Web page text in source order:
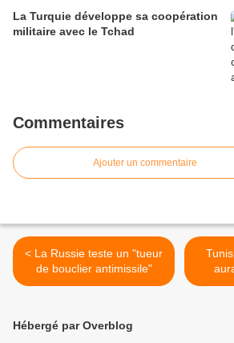
La Turquie développe sa coopération
militaire avec le Tchad
Commentaires
Ajouter un commentaire
< La Russie teste un "tueur
de bouclier antimissile"
Hébergé par Overblog